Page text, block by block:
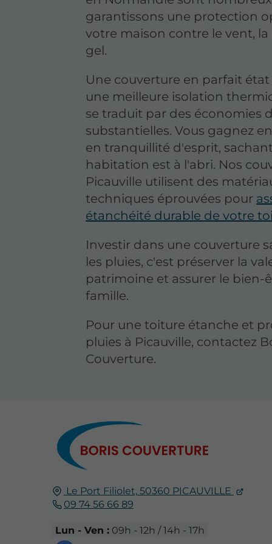
garantissons une protection
votre maison contre le vent, la
gel.
Une couverture en parfait
une meilleure isolation
se traduit par des économies
substantielles. Vous gagnez
en tranquillité d'esprit,
habitation est à l'abri. Nos
Picauville utilisent des
techniques éprouvées pour
étanchéité durable de votre
Investir dans une couverture
les pluies, c'est préserver la
patrimoine et assurer le bien-
famille.
Pour une toiture étanche et
pluies à Picauville, contactez
Couverture.
Le Port Filiolet, 50360 PICAUVILLE
09 74 56 66 89
Lun - Ven :09h - 12h / 14h - 17h